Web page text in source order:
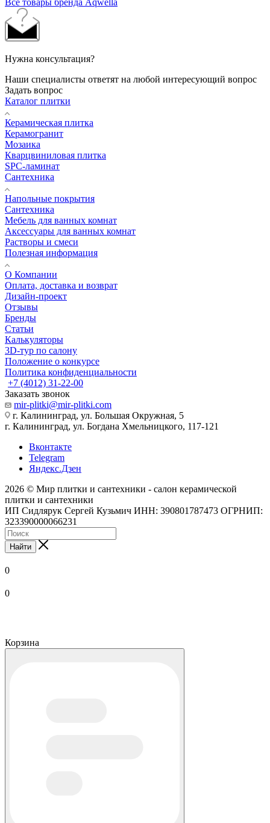
Нужна консультация?
Наши специалисты ответят на любой интересующий вопрос
Задать вопрос
Каталог плитки
Керамическая плитка
Керамогранит
Мозаика
Кварцвиниловая плитка
SPC-ламинат
Сантехника
Напольные покрытия
Сантехника
Мебель для ванных комнат
Аксессуары для ванных комнат
Растворы и смеси
Полезная информация
О Компании
Оплата, доставка и возврат
Дизайн-проект
Отзывы
Бренды
Статьи
Калькуляторы
3D-тур по салону
Положение о конкурсе
Политика конфиденциальности
+7 (4012) 31-22-00
Заказать звонок
mir-plitki@mir-plitki.com
г. Калининград, ул. Большая Окружная, 5
г. Калининград, ул. Богдана Хмельницкого, 117-121
Вконтакте
Telegram
Яндекс.Дзен
2026 © Мир плитки и сантехники - салон керамической
плитки и сантехники
ИП Сидлярук Сергей Кузьмич ИНН: 390801787473 ОГРНИП:
323390000066231
Найти
0
0
Корзина